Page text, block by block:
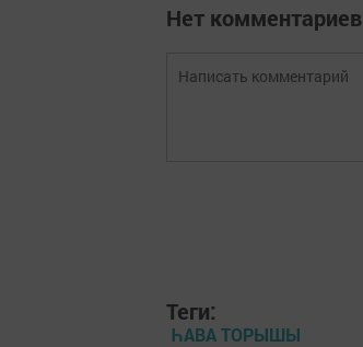
Нет комментариев
Теги:
ҺАВА ТОРЫШЫ